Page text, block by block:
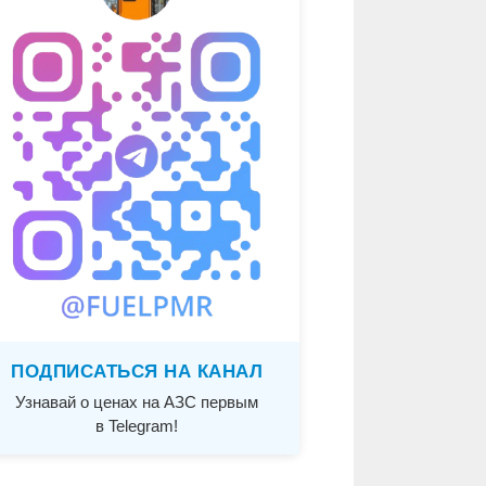
ПОДПИСАТЬСЯ НА КАНАЛ
Узнавай о ценах на АЗС первым
в Telegram!